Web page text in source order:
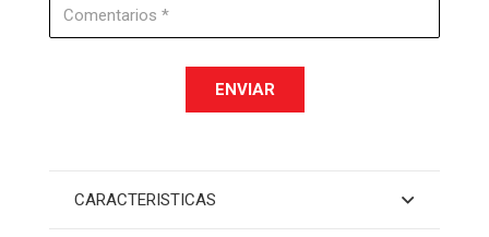
ENVIAR
CARACTERISTICAS